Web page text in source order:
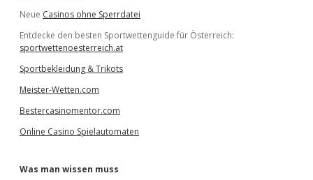
Neue Casinos ohne Sperrdatei
Entdecke den besten Sportwettenguide für Österreich:
sportwettenoesterreich.at
Sportbekleidung & Trikots
Meister-Wetten.com
Bestercasinomentor.com
Online Casino Spielautomaten
Was man wissen muss